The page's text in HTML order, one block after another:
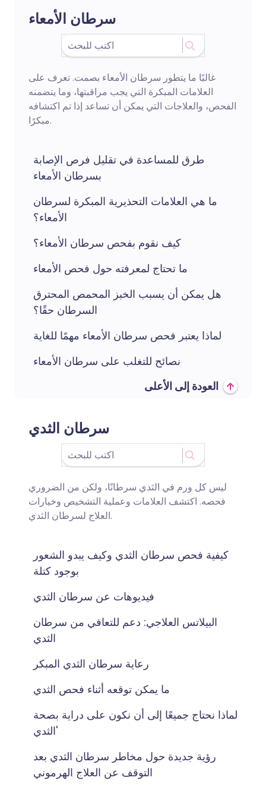
سرطان الأمعاء
غالبًا ما يتطور سرطان الأمعاء بصمت. تعرف على
العلامات المبكرة التي يجب مراقبتها، وما يتضمنه
الفحص، والعلاجات التي يمكن أن تساعد إذا تم اكتشافه
مبكرًا.
طرق للمساعدة في تقليل فرص الإصابة
بسرطان الأمعاء
ما هي العلامات التحذيرية المبكرة لسرطان
الأمعاء؟
كيف نقوم بفحص سرطان الأمعاء؟
ما تحتاج لمعرفته حول فحص الأمعاء
هل يمكن أن يسبب الخبز المحمص المحترق
السرطان حقًا؟
لماذا يعتبر فحص سرطان الأمعاء مهمًا للغاية
نصائح للتغلب على سرطان الأمعاء
العودة إلى الأعلى
سرطان الثدي
ليس كل ورم في الثدي سرطانًا، ولكن من الضروري
فحصه. اكتشف العلامات وعملية التشخيص وخيارات
العلاج لسرطان الثدي.
كيفية فحص سرطان الثدي وكيف يبدو الشعور
بوجود كتلة
فيديوهات عن سرطان الثدي
البيلاتس العلاجي: دعم للتعافي من سرطان
الثدي
رعاية سرطان الثدي المبكر
ما يمكن توقعه أثناء فحص الثدي
لماذا نحتاج جميعًا إلى أن نكون على دراية بصحة
الثدي'
رؤية جديدة حول مخاطر سرطان الثدي بعد
التوقف عن العلاج الهرموني